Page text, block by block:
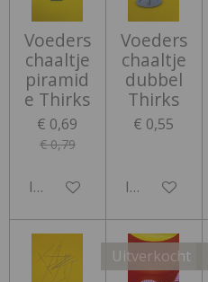
Voeders
chaaltje
piramid
e Thirks
€ 0,69
€ 0,79
In winkelwagen
Voeders
chaaltje
dubbel
Thirks
€ 0,55
In
Uitverkocht